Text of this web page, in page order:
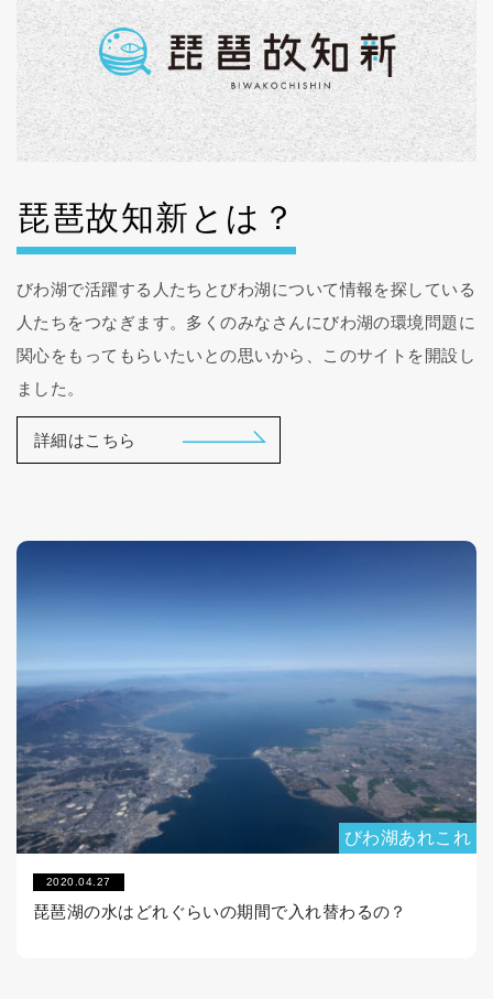
琵琶故知新とは？
びわ湖で活躍する人たちとびわ湖について情報を探している
人たちをつなぎます。多くのみなさんにびわ湖の環境問題に
関心をもってもらいたいとの思いから、このサイトを開設し
ました。
詳細はこちら
びわ湖あれこれ
2020.04.27
琵琶湖の水はどれぐらいの期間で入れ替わるの？